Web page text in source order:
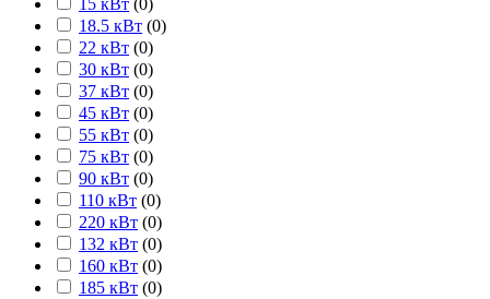
18.5 кВт (0)
22 кВт (0)
30 кВт (0)
37 кВт (0)
45 кВт (0)
55 кВт (0)
75 кВт (0)
90 кВт (0)
110 кВт (0)
220 кВт (0)
132 кВт (0)
160 кВт (0)
185 кВт (0)